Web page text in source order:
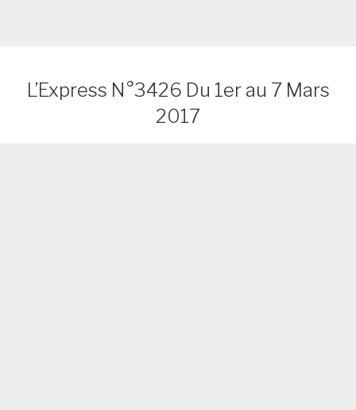
L’Express N°3426 Du 1er au 7 Mars
2017